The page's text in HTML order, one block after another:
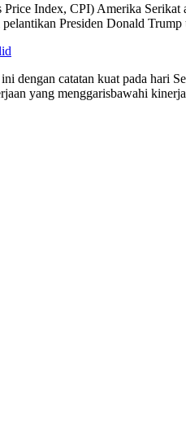
Index, CPI) Amerika
Presiden Donald
catatan kuat pada hari
yang menggarisbawahi